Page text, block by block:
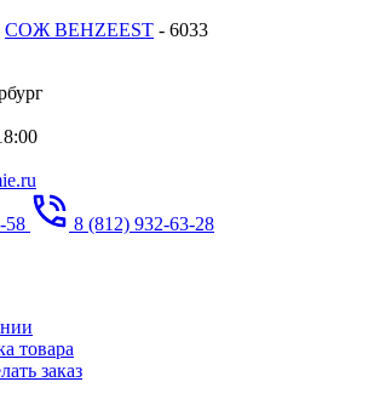
СОЖ BEHZEEST - 6033
58
8 (812) 932-63-28
товара
заказ